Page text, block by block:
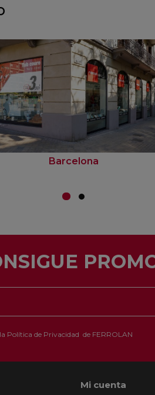
Barcelona
Política de Privacidad de FERROLAN
Mi cuenta